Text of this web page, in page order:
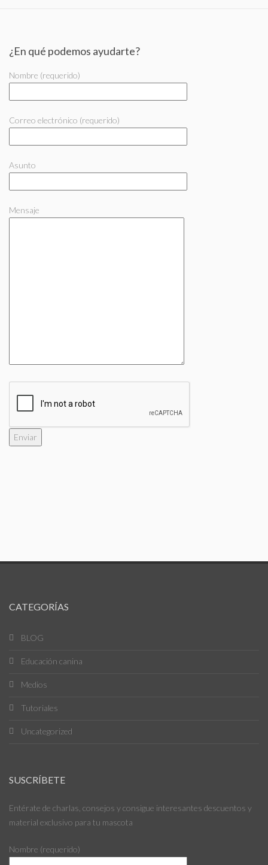
¿En qué podemos ayudarte?
Nombre (requerido)
Correo electrónico (requerido)
Asunto
Mensaje
CATEGORÍAS
BLOG
Educación canina
Medios
Tutoriales
Uncategorized
SUSCRÍBETE
Entérate de charlas, consejos y consigue interesantes descuentos y
material exclusivo para tu mascota
Nombre (requerido)